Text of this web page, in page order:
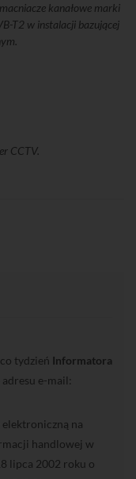
kanałowe marki
T2 w instalacji bazującej
CCTV.
tydzień Informatora
e-mail:
na
handlowej w
lipca 2002 roku o